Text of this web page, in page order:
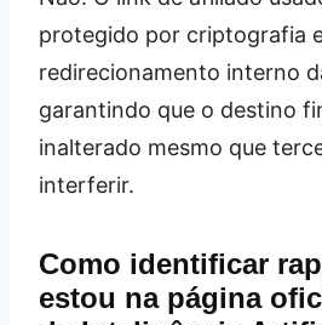
protegido por criptografia
redirecionamento interno
garantindo que o destino
inalterado mesmo que
interferir.
Como identificar
estou na página